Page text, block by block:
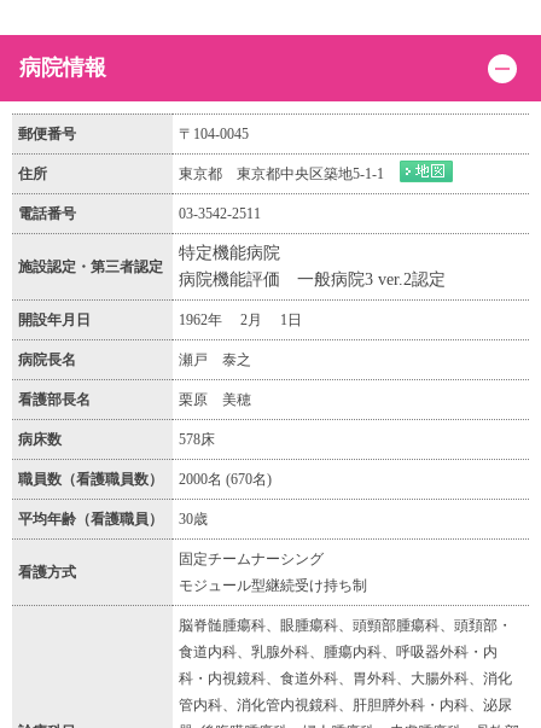
病院情報
郵便番号 〒104-0045
住所 東京都 東京都中央区築地5-1-1
電話番号 03-3542-2511
施設認定・第三者認定
特定機能病院
病院機能評価 一般病院3 ver.2認定
開設年月日 1962年 2月 1日
病院長名 瀬戸 泰之
看護部長名 栗原 美穂
病床数 578床
職員数（看護職員数） 2000名 (670名)
平均年齢（看護職員） 30歳
看護方式
固定チームナーシング
モジュール型継続受け持ち制
脳脊髄腫瘍科、眼腫瘍科、頭頸部腫瘍科、頭頚部・
食道内科、乳腺外科、腫瘍内科、呼吸器外科・内
科・内視鏡科、食道外科、胃外科、大腸外科、消化
管内科、消化管内視鏡科、肝胆膵外科・内科、泌尿